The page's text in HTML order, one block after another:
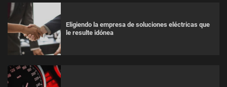
Eligiendo la empresa de soluciones eléctricas que
le resulte idónea